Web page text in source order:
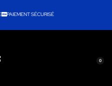
PAIEMENT SÉCURISÉ
0